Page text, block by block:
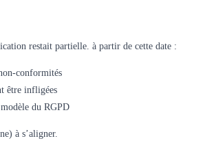
restait partielle. à partir de cette date :
conformités
être infligées
du RGPD
à s’aligner.